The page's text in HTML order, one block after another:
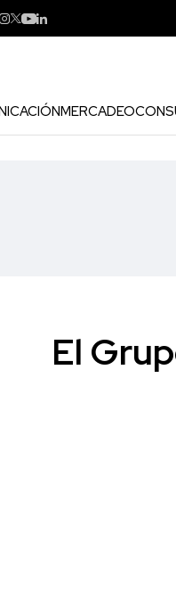
MERCADEO
El